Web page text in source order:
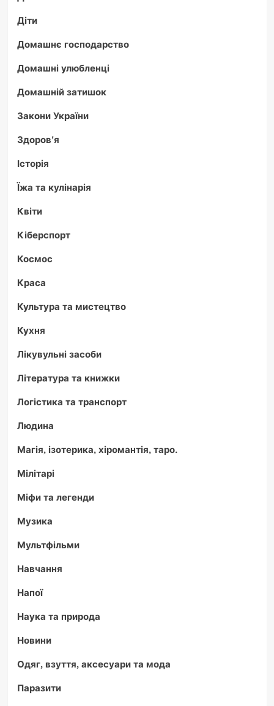
Діти
Домашнє господарство
Домашні улюбленці
Домашній затишок
Закони України
Здоров'я
Історія
Їжа та кулінарія
Квіти
Кіберспорт
Космос
Краса
Культура та мистецтво
Кухня
Лікувульні засоби
Література та книжки
Логістика та транспорт
Людина
Магія, ізотерика, хіромантія, таро.
Мілітарі
Міфи та легенди
Музика
Мультфільми
Навчання
Напої
Наука та природа
Новини
Одяг, взуття, аксесуари та мода
Паразити